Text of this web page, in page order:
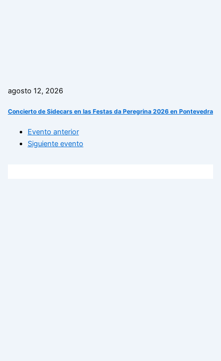
agosto 12, 2026
Concierto de Sidecars en las Festas da Peregrina 2026 en Pontevedra
Evento anterior
Siguiente evento